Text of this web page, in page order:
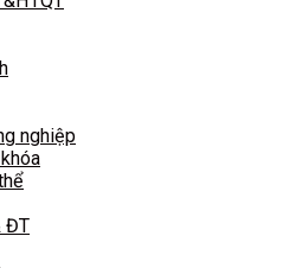
nghiệp
ĐT